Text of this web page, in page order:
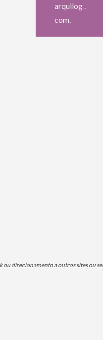
arquilog .
com.
direcionamento a outros sites ou